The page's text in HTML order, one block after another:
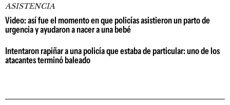
ASISTENCIA
Video: así fue el momento en que policías asistieron un parto de
urgencia y ayudaron a nacer a una bebé
Intentaron rapiñar a una policía que estaba de particular: uno de los
atacantes terminó baleado